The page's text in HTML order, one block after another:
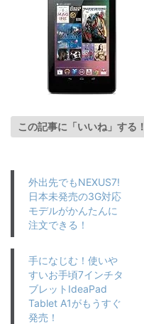
この記事に「いいね」する！
外出先でもNEXUS7!
日本未発売の3G対応
モデルがかんたんに
注文できる！
手になじむ！使いや
すいお手頃7インチタ
ブレットIdeaPad
Tablet A1がもうすぐ
発売！